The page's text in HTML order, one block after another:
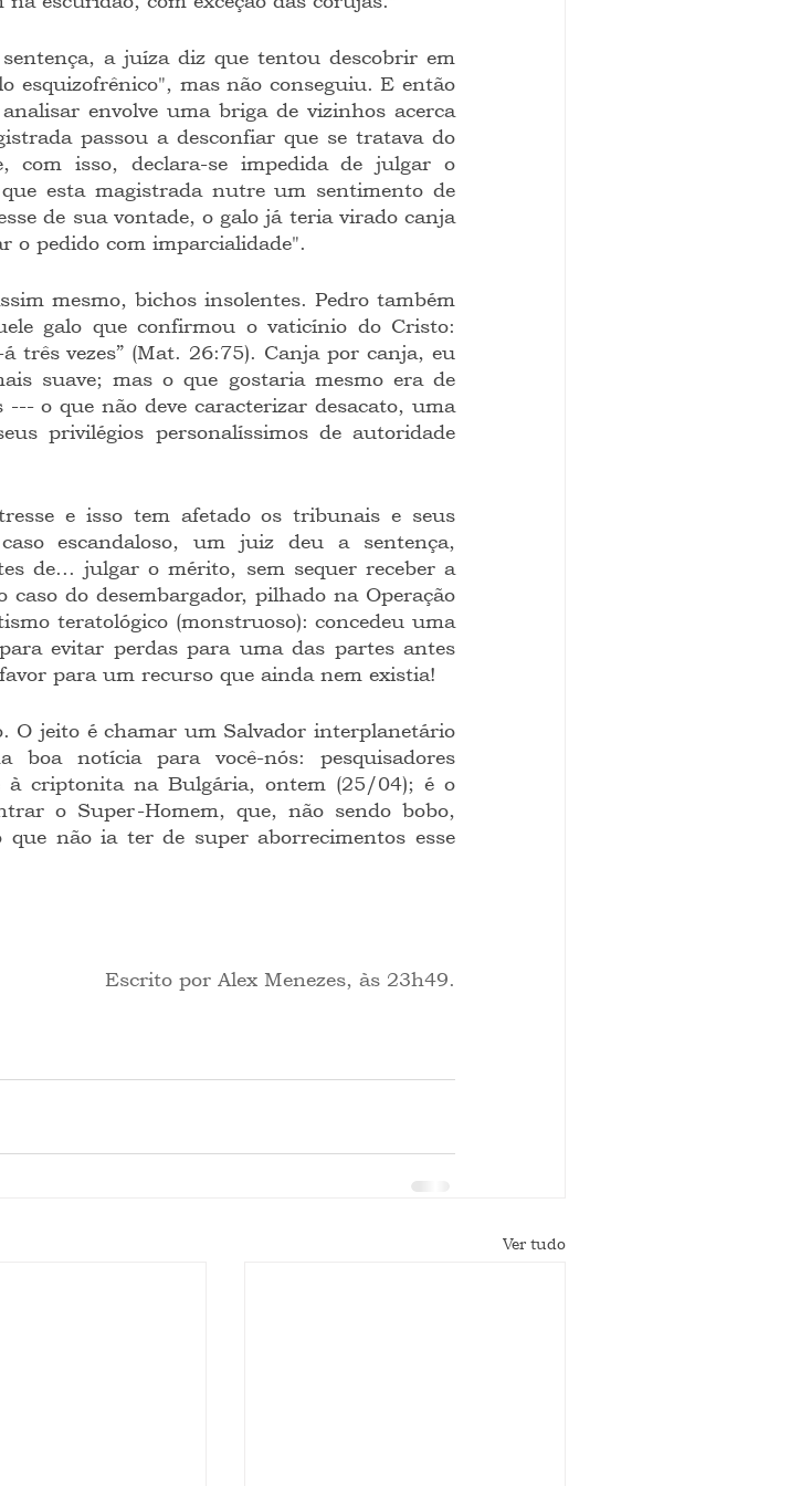
esquizofrênico", mas não conseguiu. E então
envolve uma briga de vizinhos acerca
passou a desconfiar que se tratava do
com isso, declara-se impedida de julgar o
esta magistrada nutre um sentimento de
de sua vontade, o galo já teria virado canja
o pedido com imparcialidade".
galo que confirmou o vaticínio do Cristo:
três vezes” (Mat. 26:75). Canja por canja, eu
suave; mas o que gostaria mesmo era de
o que não deve caracterizar desacato, uma
privilégios personalíssimos de autoridade
escandaloso, um juiz deu a sentença,
de... julgar o mérito, sem sequer receber a
do desembargador, pilhado na Operação
teratológico (monstruoso): concedeu uma
evitar perdas para uma das partes antes
para um recurso que ainda nem existia!
notícia para você-nós: pesquisadores
à criptonita na Bulgária, ontem (25/04); é o
o Super-Homem, que, não sendo bobo,
que não ia ter de super aborrecimentos esse
Escrito por Alex Menezes, às 23h49.
Ver tudo